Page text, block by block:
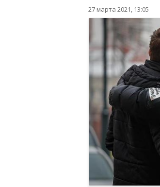
27 марта 2021, 13:05